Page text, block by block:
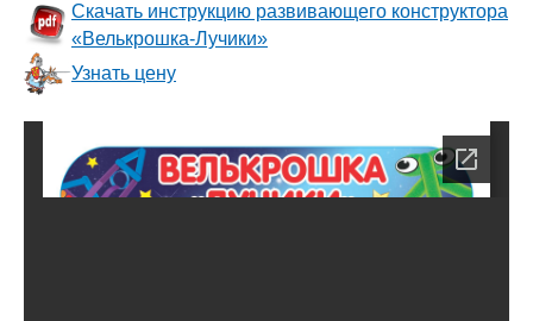
Скачать инструкцию развивающего конструктора
«Велькрошка-Лучики»
Узнать цену